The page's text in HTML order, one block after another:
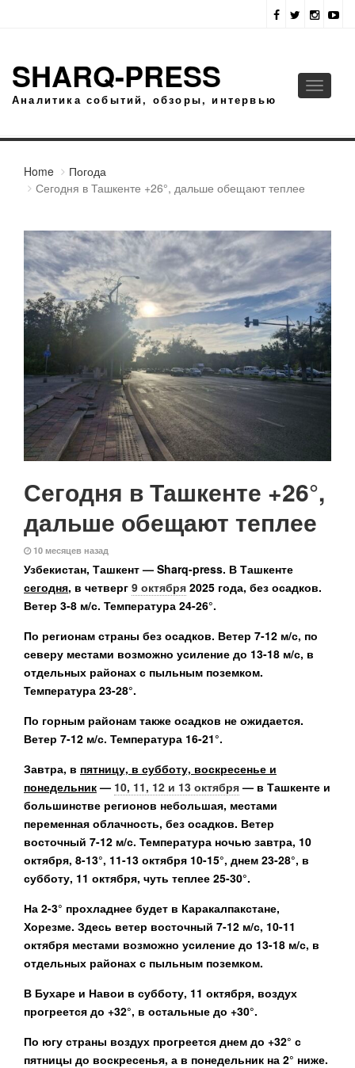
SHARQ-PRESS
Аналитика событий, обзоры, интервью
Toggle
Home
Погода
Сегодня в Ташкенте +26°, дальше обещают теплее
Сегодня в Ташкенте +26°,
дальше обещают теплее
10 месяцев назад
Узбекистан, Ташкент — Sharq-press. В Ташкенте
сегодня, в четверг 9 октября 2025 года, без осадков.
Ветер 3-8 м/с. Температура 24-26°.
По регионам страны без осадков. Ветер 7-12 м/с, по
северу местами возможно усиление до 13-18 м/с, в
отдельных районах с пыльным поземком.
Температура 23-28°.
По горным районам также осадков не ожидается.
Ветер 7-12 м/с. Температура 16-21°.
Завтра, в пятницу, в субботу, воскресенье и
понедельник— 10, 11, 12 и 13 октября— в Ташкенте и
большинстве регионов небольшая, местами
переменная облачность, без осадков. Ветер
восточный 7-12 м/с. Температура ночью завтра, 10
октября, 8-13°, 11-13 октября 10-15°, днем 23-28°, в
субботу, 11 октября, чуть теплее 25-30°.
На 2-3° прохладнее будет в Каракалпакстане,
Хорезме. Здесь ветер восточный 7-12 м/с, 10-11
октября местами возможно усиление до 13-18 м/с, в
отдельных районах с пыльным поземком.
В Бухаре и Навои в субботу, 11 октября, воздух
прогреется до +32°, в остальные до +30°.
По югу страны воздух прогреется днем до +32° с
пятницы до воскресенья, а в понедельник на 2° ниже.